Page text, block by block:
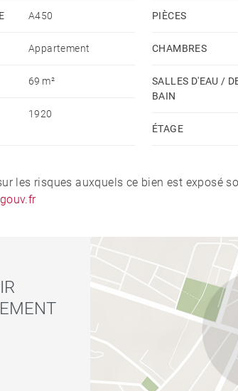
A450
Appartement
69 m²
1920
PIÈCES
CHAMBRES
SALLES D'EAU /
BAIN
ÉTAGE
les risques auxquels ce bien est exposé